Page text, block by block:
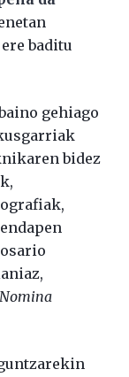
baditu
gehiago
bidez
Nomina